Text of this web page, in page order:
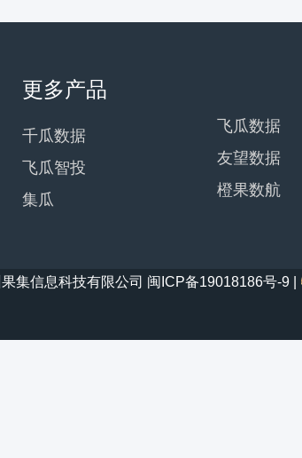
更多产品
千瓜数据
飞瓜智投
集瓜
飞瓜数据
友望数据
橙果数航
集信息科技有限公司 闽ICP备19018186号-9